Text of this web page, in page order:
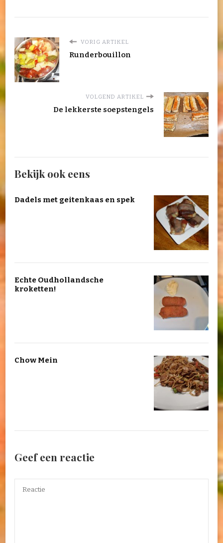
VORIG ARTIKEL
Runderbouillon
VOLGEND ARTIKEL
De lekkerste soepstengels
Bekijk ook eens
Dadels met geitenkaas en spek
Echte Oudhollandsche
kroketten!
Chow Mein
Geef een reactie